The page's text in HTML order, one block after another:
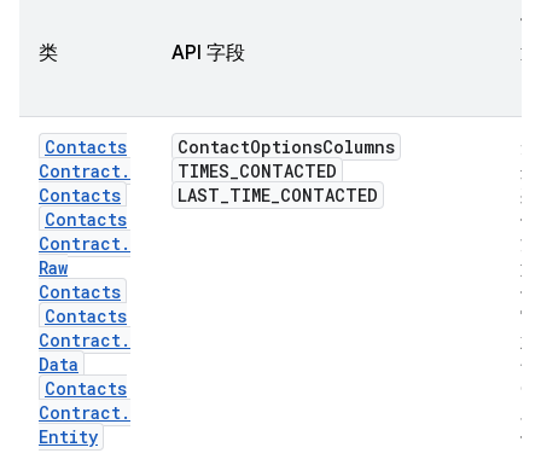
类 API 字段
10
返
Contacts
Contract.
Contacts
Contacts
Contract.
Raw
Contacts
Contacts
Contract.
Data
Contacts
Contract.
Entity
ContactOptionsColumns
TIMES_CONTACTED
LAST_TIME_CONTACTED
无
这
列
使
方
如
何
它
始
包
0
对
们